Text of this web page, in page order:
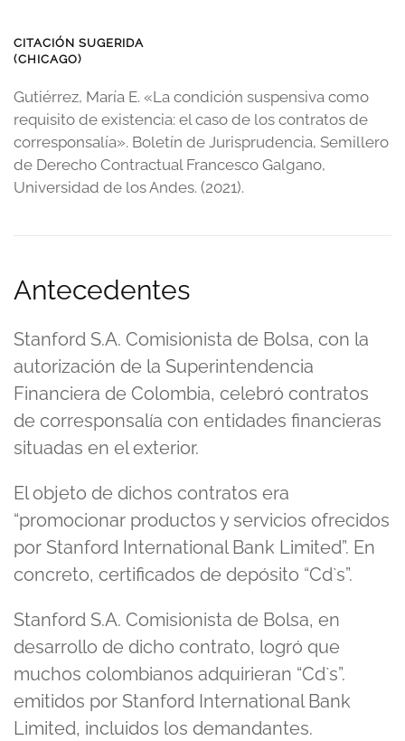
CITACIÓN SUGERIDA
(CHICAGO)
Gutiérrez, María E. «La condición suspensiva como
requisito de existencia: el caso de los contratos de
corresponsalía». Boletín de Jurisprudencia, Semillero
de Derecho Contractual Francesco Galgano,
Universidad de los Andes. (2021).
Antecedentes
Stanford S.A. Comisionista de Bolsa, con la
autorización de la Superintendencia
Financiera de Colombia, celebró contratos
de corresponsalía con entidades financieras
situadas en el exterior.
El objeto de dichos contratos era
“promocionar productos y servicios ofrecidos
por Stanford International Bank Limited”. En
concreto, certificados de depósito “Cd`s”.
Stanford S.A. Comisionista de Bolsa, en
desarrollo de dicho contrato, logró que
muchos colombianos adquirieran “Cd`s”.
emitidos por Stanford International Bank
Limited, incluidos los demandantes.